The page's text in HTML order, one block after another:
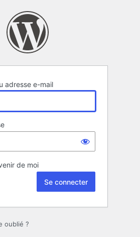
adresse e-mail
de moi
oublié ?